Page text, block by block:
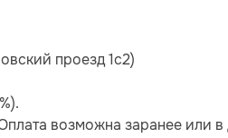
проезд 1с2)
возможна заранее или в